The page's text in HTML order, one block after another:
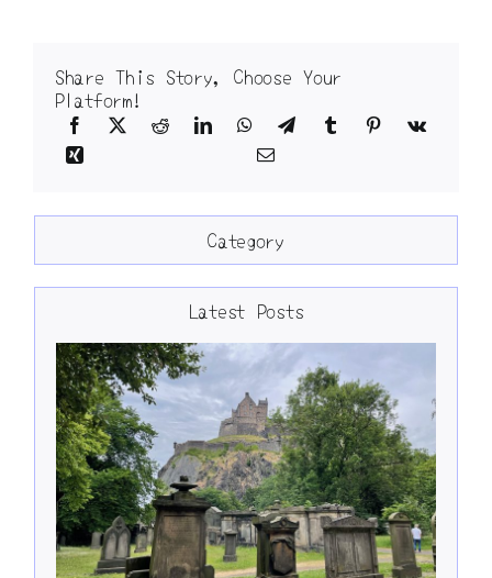
Share This Story, Choose Your
Platform!
Category
Latest Posts